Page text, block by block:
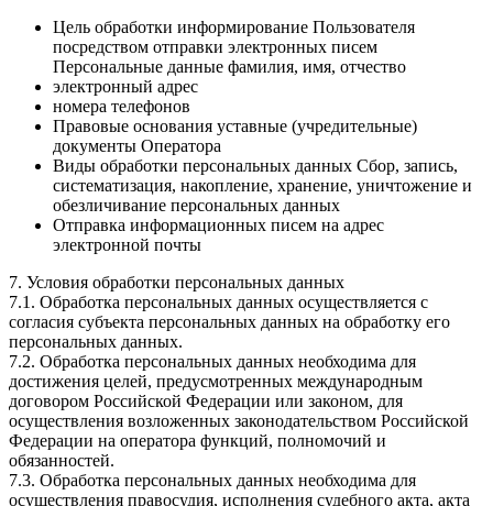
Цель обработки информирование Пользователя
посредством отправки электронных писем
Персональные данные фамилия, имя, отчество
электронный адрес
номера телефонов
Правовые основания уставные (учредительные)
документы Оператора
Виды обработки персональных данных Сбор, запись,
систематизация, накопление, хранение, уничтожение и
обезличивание персональных данных
Отправка информационных писем на адрес
электронной почты
7. Условия обработки персональных данных
7.1. Обработка персональных данных осуществляется с
согласия субъекта персональных данных на обработку его
персональных данных.
7.2. Обработка персональных данных необходима для
достижения целей, предусмотренных международным
договором Российской Федерации или законом, для
осуществления возложенных законодательством Российской
Федерации на оператора функций, полномочий и
обязанностей.
7.3. Обработка персональных данных необходима для
осуществления правосудия, исполнения судебного акта, акта